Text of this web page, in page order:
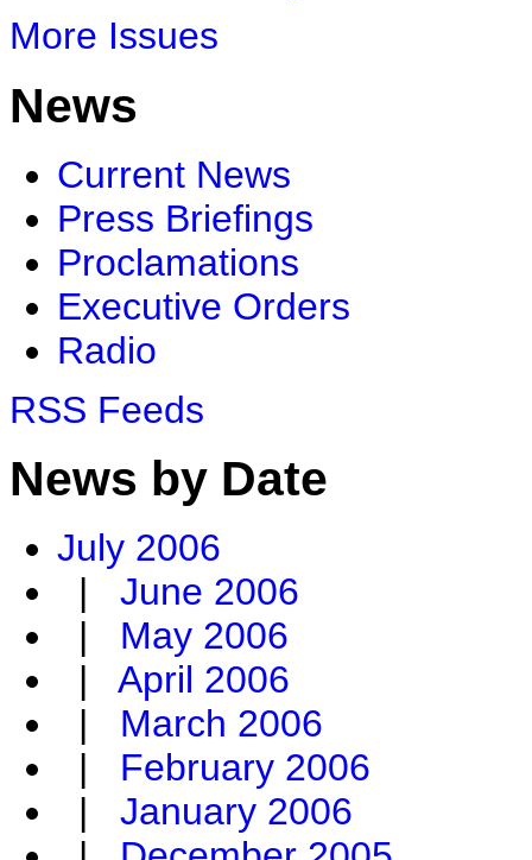
More Issues
News
Current News
Press Briefings
Proclamations
Executive Orders
Radio
RSS Feeds
News by Date
July 2006
| June 2006
| May 2006
| April 2006
| March 2006
| February 2006
| January 2006